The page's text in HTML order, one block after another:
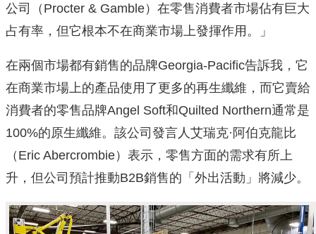
公司（Procter & Gamble）在零售消費者市場佔有巨大
占有率，但它根本不在商業市場上發揮作用。」
在兩個市場都有銷售的品牌Georgia-Pacific告訴我，它
在商業市場上的產品使用了更多的再生纖維，而它賣給
消費者的零售品牌Angel Soft和Quilted Northern通常是
100%的原生纖維。該公司發言人艾瑞克·阿伯克龍比
（Eric Abercrombie）表示，零售方面的需求有所上
升，但公司預計推動B2B銷售的「外出活動」將減少。